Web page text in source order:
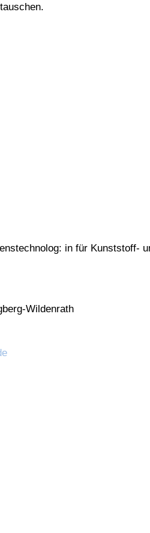
in für Kunststoff-
Wildenrath